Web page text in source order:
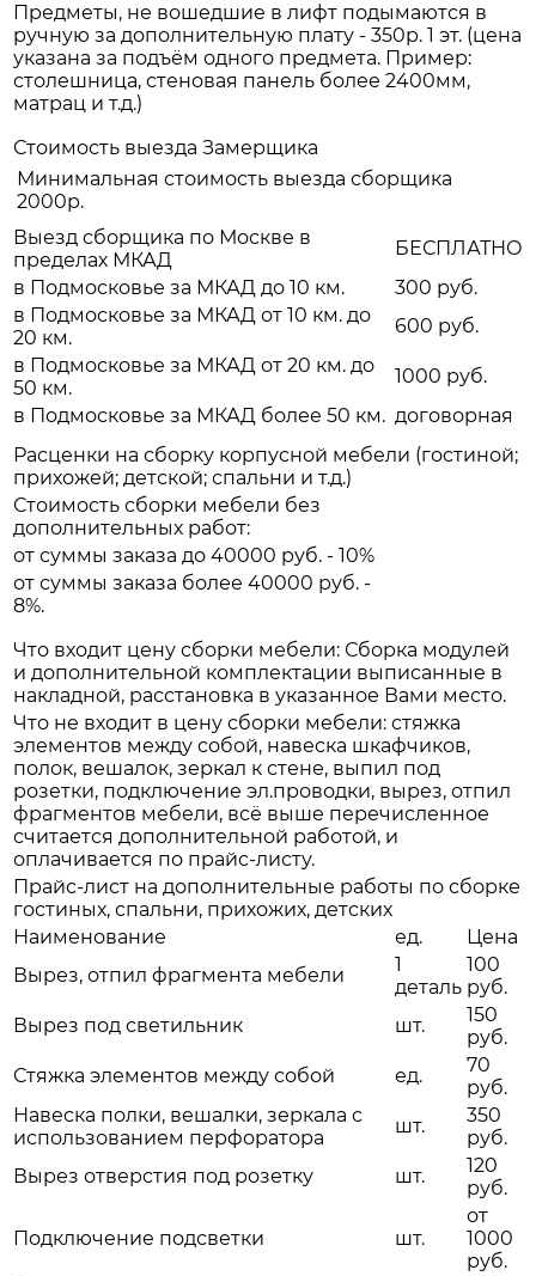
Предметы, не вошедшие в лифт подымаются в
ручную за дополнительную плату - 350р. 1 эт. (цена
указана за подъём одного предмета. Пример:
столешница, стеновая панель более 2400мм,
матрац и т.д.)
Стоимость выезда Замерщика
Минимальная стоимость выезда сборщика
2000р.
Выезд сборщика по Москве в
пределах МКАД
БЕСПЛАТНО
в Подмосковье за МКАД до 10 км.
300 руб.
в Подмосковье за МКАД от 10 км. до
20 км.
600 руб.
в Подмосковье за МКАД от 20 км. до
50 км.
1000 руб.
в Подмосковье за МКАД более 50 км. договорная
Расценки на сборку корпусной мебели (гостиной;
прихожей; детской; спальни и т.д.)
Стоимость сборки мебели без
дополнительных работ:
от суммы заказа до 40000 руб. - 10%
от суммы заказа более 40000 руб. -
8%.
Что входит цену сборки мебели: Сборка модулей
и дополнительной комплектации выписанные в
накладной, расстановка в указанное Вами место.
Что не входит в цену сборки мебели: стяжка
элементов между собой, навеска шкафчиков,
полок, вешалок, зеркал к стене, выпил под
розетки, подключение эл.проводки, вырез, отпил
фрагментов мебели, всё выше перечисленное
считается дополнительной работой, и
оплачивается по прайс-листу.
Прайс-лист на дополнительные работы по сборке
гостиных, спальни, прихожих, детских
Наименование
ед.
Цена
Вырез, отпил фрагмента мебели
1
деталь
100
руб.
Вырез под светильник
шт.
150
руб.
Стяжка элементов между собой
ед.
70
руб.
Навеска полки, вешалки, зеркала с
использованием перфоратора
шт.
350
руб.
Вырез отверстия под розетку
шт.
120
руб.
Подключение подсветки шт.
от
1000
руб.